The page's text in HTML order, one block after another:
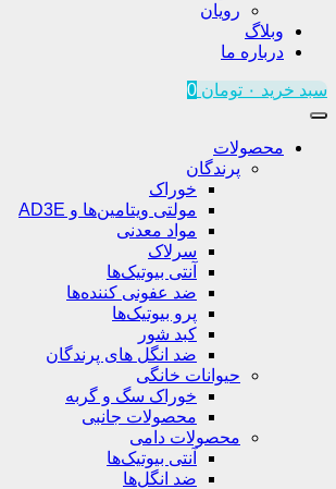
رویان
وبلاگ
درباره ما
سبد خرید ۰ تومان 0
محصولات
پرندگان
خوراک
مولتی ویتامین‌ها و AD3E
مواد معدنی
سرلاک
آنتی بیوتیک‌ها
ضد عفونی کننده‌ها
پرو بیوتیک‌ها
کبد شور
ضد انگل های پرندگان
حیوانات خانگی
خوراک سگ و گربه
محصولات جانبی
محصولات دامی
آنتی بیوتیک‌ها
ضد انگل‌ها